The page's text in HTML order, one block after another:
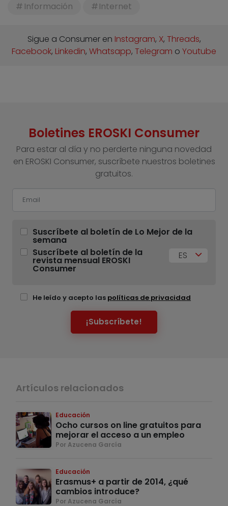
Información Internet
Sigue a Consumer en Instagram, X, Threads,
Facebook, Linkedin, Whatsapp, Telegram o Youtube
Boletines EROSKI Consumer
Para estar al día y no perderte ninguna novedad
en EROSKI Consumer, suscríbete nuestros boletines
gratuitos.
Suscríbete al boletín de Lo Mejor de la
semana
Suscríbete al boletín de la
revista mensual EROSKI
Consumer
ES
He leído y acepto las políticas de privacidad
¡Subscríbete!
Artículos relacionados
Educación
Ocho cursos on line gratuitos para
mejorar el acceso a un empleo
Por Azucena García
Educación
Erasmus+ a partir de 2014, ¿qué
cambios introduce?
Por Azucena García